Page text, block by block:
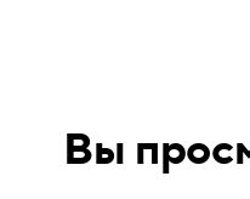
Вы